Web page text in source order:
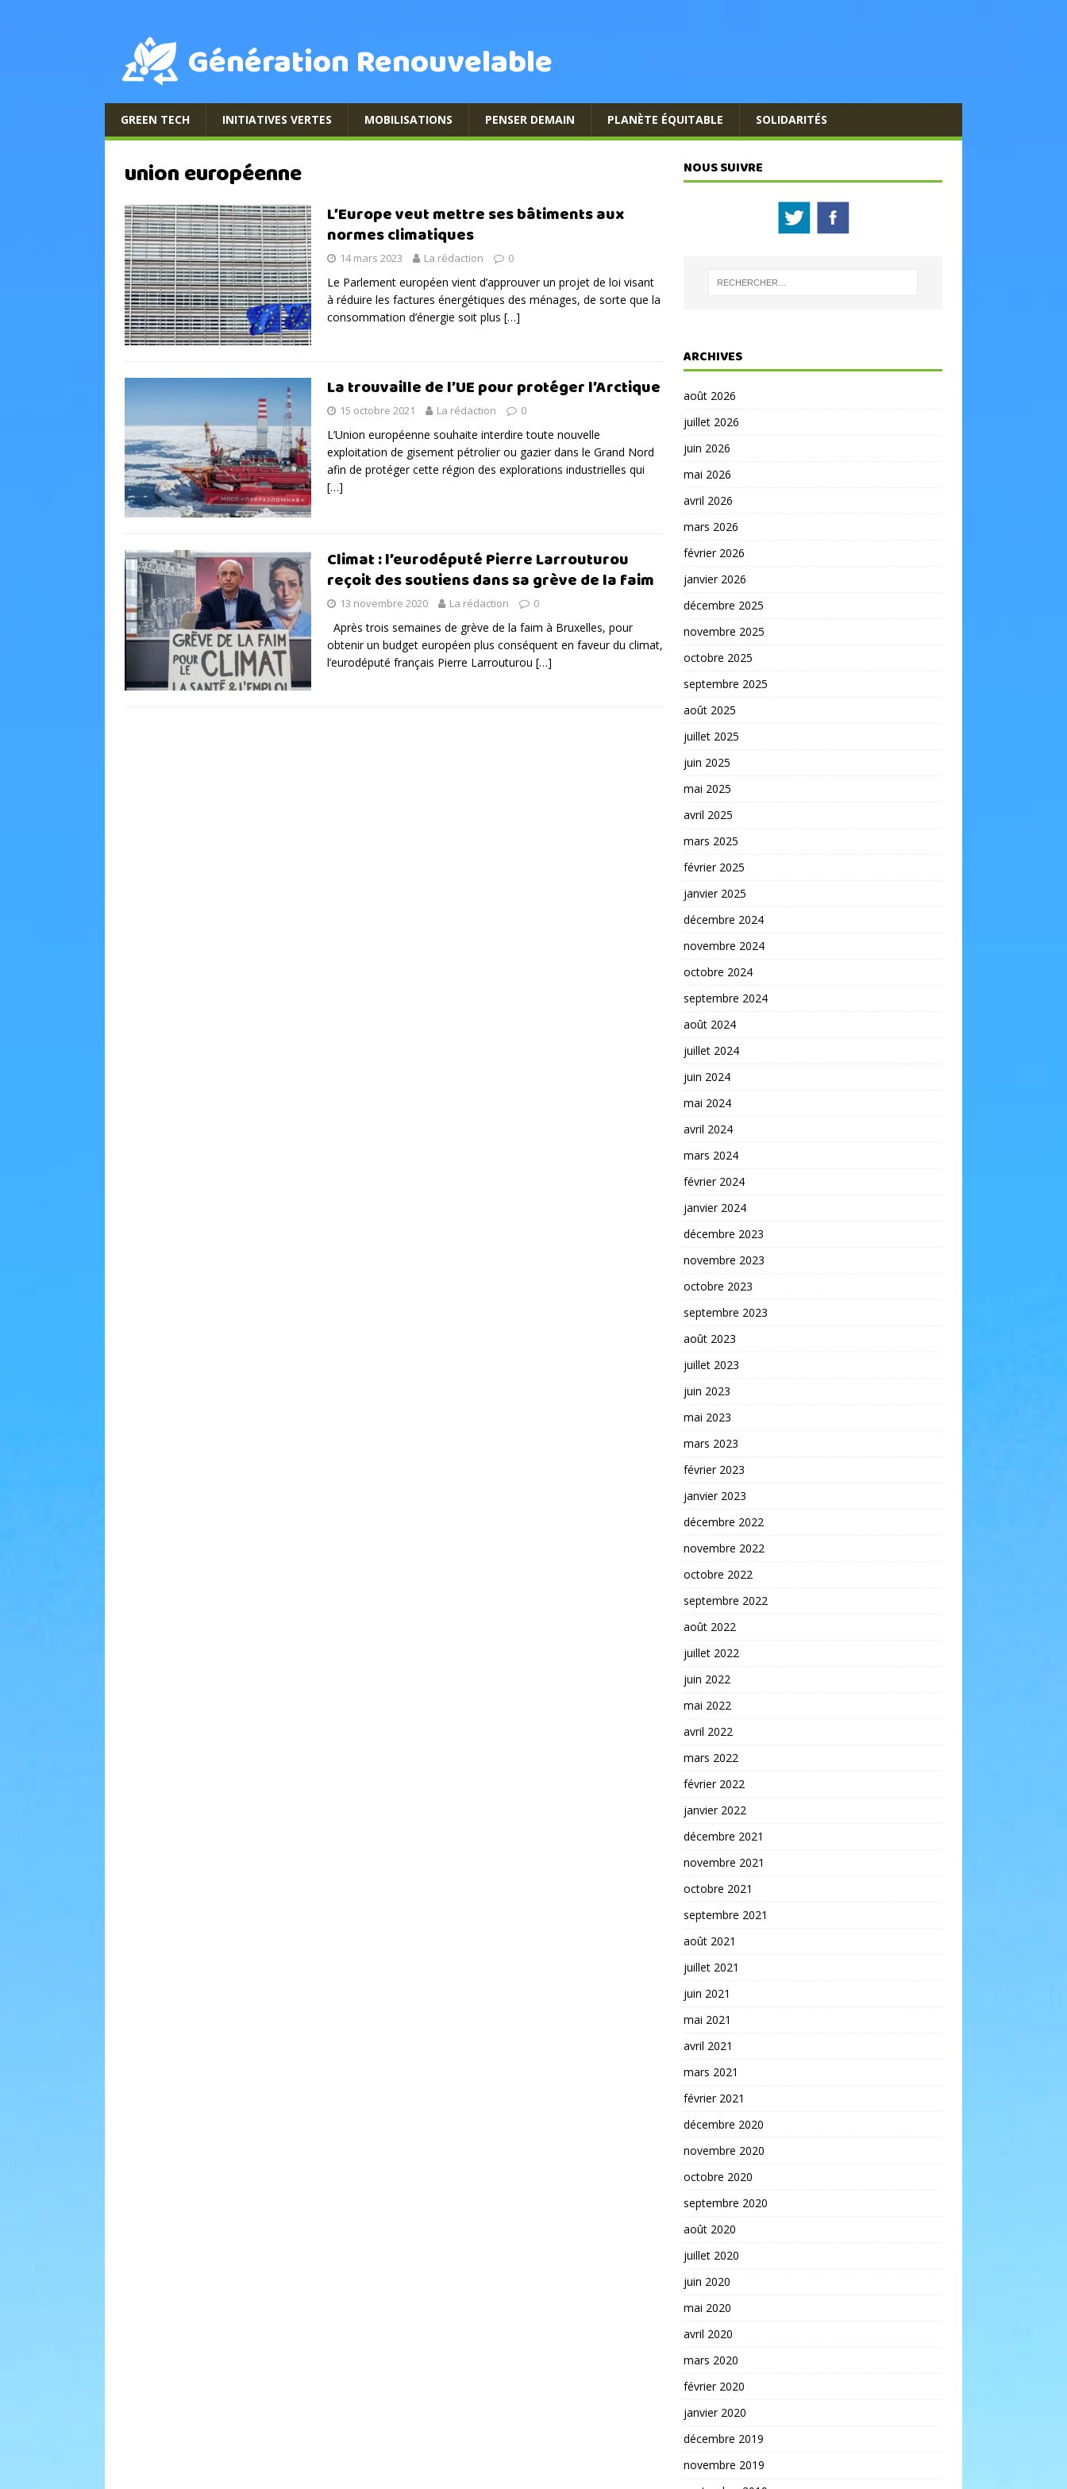
Génération Renouvelable
GREEN TECH INITIATIVES VERTES MOBILISATIONS PENSER DEMAIN PLANÈTE ÉQUITABLE SOLIDARITÉS
union européenne
L’Europe veut mettre ses bâtiments aux
normes climatiques
14 mars 2023 La rédaction 0
Le Parlement européen vient d’approuver un projet de loi visant
à réduire les factures énergétiques des ménages, de sorte que la
consommation d’énergie soit plus […]
La trouvaille de l’UE pour protéger l’Arctique
15 octobre 2021 La rédaction 0
L’Union européenne souhaite interdire toute nouvelle
exploitation de gisement pétrolier ou gazier dans le Grand Nord
afin de protéger cette région des explorations industrielles qui
[…]
Climat : l’eurodéputé Pierre Larrouturou
reçoit des soutiens dans sa grève de la faim
13 novembre 2020 La rédaction 0
Après trois semaines de grève de la faim à Bruxelles, pour
obtenir un budget européen plus conséquent en faveur du climat,
l’eurodéputé français Pierre Larrouturou […]
NOUS SUIVRE
ARCHIVES
août 2026
juillet 2026
juin 2026
mai 2026
avril 2026
mars 2026
février 2026
janvier 2026
décembre 2025
novembre 2025
octobre 2025
septembre 2025
août 2025
juillet 2025
juin 2025
mai 2025
avril 2025
mars 2025
février 2025
janvier 2025
décembre 2024
novembre 2024
octobre 2024
septembre 2024
août 2024
juillet 2024
juin 2024
mai 2024
avril 2024
mars 2024
février 2024
janvier 2024
décembre 2023
novembre 2023
octobre 2023
septembre 2023
août 2023
juillet 2023
juin 2023
mai 2023
mars 2023
février 2023
janvier 2023
décembre 2022
novembre 2022
octobre 2022
septembre 2022
août 2022
juillet 2022
juin 2022
mai 2022
avril 2022
mars 2022
février 2022
janvier 2022
décembre 2021
novembre 2021
octobre 2021
septembre 2021
août 2021
juillet 2021
juin 2021
mai 2021
avril 2021
mars 2021
février 2021
décembre 2020
novembre 2020
octobre 2020
septembre 2020
août 2020
juillet 2020
juin 2020
mai 2020
avril 2020
mars 2020
février 2020
janvier 2020
décembre 2019
novembre 2019